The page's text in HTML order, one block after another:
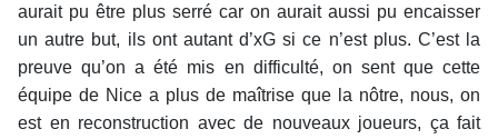
aurait pu être plus serré car on aurait aussi pu encaisser
un autre but, ils ont autant d’xG si ce n’est plus. C’est la
preuve qu’on a été mis en difficulté, on sent que cette
équipe de Nice a plus de maîtrise que la nôtre, nous, on
est en reconstruction avec de nouveaux joueurs, ça fait